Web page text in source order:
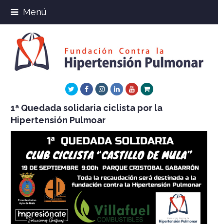
Menú
TwitterFacebookInstagram
LinkedInYoutube
Xing
1ª Quedada solidaria ciclista por la
Hipertensión Pulmoar